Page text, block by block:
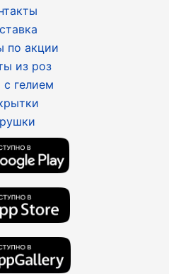
по акции
из роз
гелием